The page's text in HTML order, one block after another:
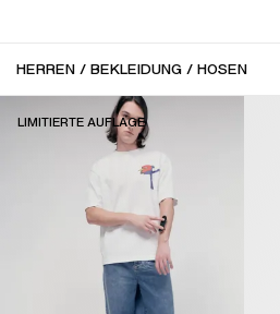
HERREN / BEKLEIDUNG / HOSEN
LIMITIERTE AUFLAGE